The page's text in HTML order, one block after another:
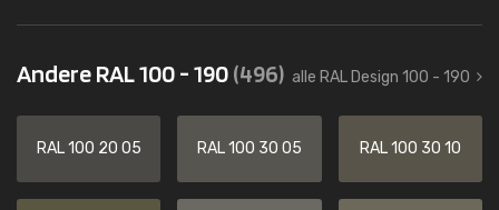
Andere RAL 100 - 190(496) alle RAL Design 100 - 190
RAL 100 20 05 RAL 100 30 05 RAL 100 30 10